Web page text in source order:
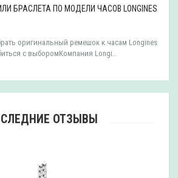
БРАСЛЕТА ПО МОДЕЛИ ЧАСОВ LONGINES
оригинальный ремешок к часам Longines
с выборомКомпания Longi..
ОТЗЫВЫ